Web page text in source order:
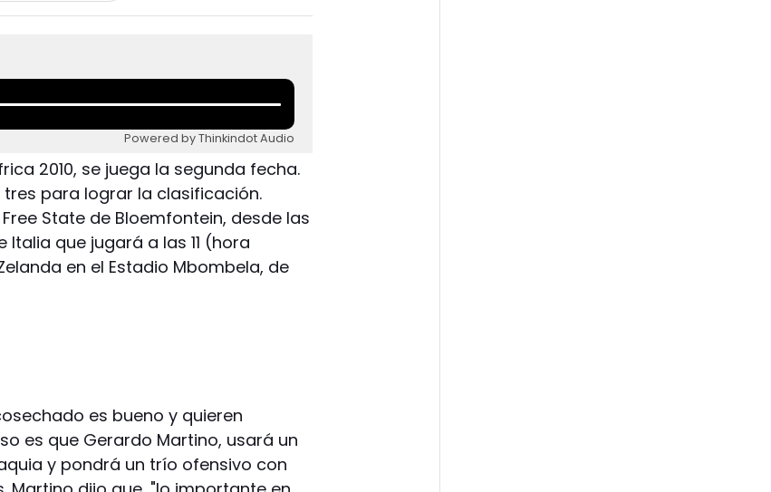
Powered by Thinkindot Audio
2010, se juega la segunda fecha.
para lograr la clasificación.
State de Bloemfontein, desde las
Italia que jugará a las 11 (hora
en el Estadio Mbombela, de
es bueno y quieren
es que Gerardo Martino, usará un
y pondrá un trío ofensivo con